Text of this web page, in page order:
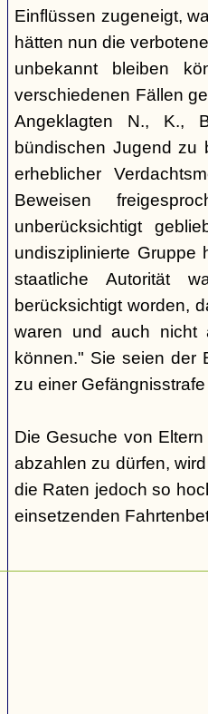
Einflüssen zugeneigt,
hätten nun die
unbekannt bleiben
verschiedenen Fällen
Angeklagten N., K.,
bündischen Jugend zu
erheblicher
Beweisen
unberücksichtigt
undisziplinierte
staatliche Autorität
berücksichtigt worden,
waren und auch nicht
können." Sie seien der
zu einer
Die Gesuche von
abzahlen zu dürfen,
die Raten jedoch so
einsetzenden